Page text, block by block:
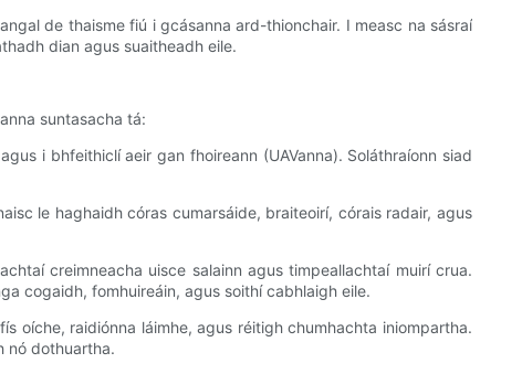
de thaisme fiú i gcásanna ard-thionchair. I measc na sásraí
dian agus suaitheadh ​​​​eile.
suntasacha tá:
i bhfeithiclí aeir gan fhoireann (UAVanna). Soláthraíonn siad
le haghaidh córas cumarsáide, braiteoirí, córais radair, agus
creimneacha uisce salainn agus timpeallachtaí muirí crua.
cogaidh, fomhuireáin, agus soithí cabhlaigh eile.
oíche, raidiónna láimhe, agus réitigh chumhachta iniompartha.
nó dothuartha.